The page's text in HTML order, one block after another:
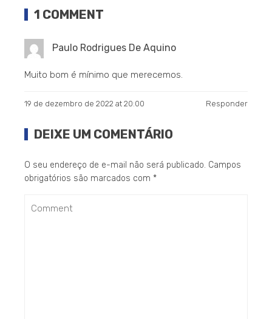
1 COMMENT
Paulo Rodrigues De Aquino
Muito bom é mínimo que merecemos.
19 de dezembro de 2022 at 20:00 Responder
DEIXE UM COMENTÁRIO
O seu endereço de e-mail não será publicado. Campos
obrigatórios são marcados com *